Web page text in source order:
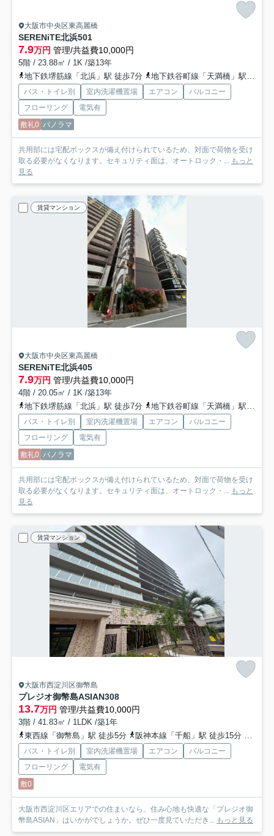
大阪市中央区東高麗橋
SERENiTE北浜501
7.9万円 管理/共益費10,000円
5階 / 23.88㎡ / 1K /築13年
地下鉄堺筋線「北浜」駅 徒歩7分
地下鉄谷町線「天満橋」駅 徒歩10分
バス・トイレ別 室内洗濯機置場 エアコン
バルコニー
フローリング
電気有
敷礼0 パノラマ
共用部には宅配ボックスが備え付けられているため、対面で荷物を受け
取る必要がなくなります。セキュリティ面は、オートロック・... もっと
見る
賃貸マンション
大阪市中央区東高麗橋
SERENiTE北浜405
7.9万円 管理/共益費10,000円
4階 / 20.05㎡ / 1K /築13年
地下鉄堺筋線「北浜」駅 徒歩7分
地下鉄谷町線「天満橋」駅 徒歩10分
バス・トイレ別 室内洗濯機置場 エアコン
バルコニー
フローリング
電気有
敷礼0 パノラマ
共用部には宅配ボックスが備え付けられているため、対面で荷物を受け
取る必要がなくなります。セキュリティ面は、オートロック・...
もっと
見る
賃貸マンション
大阪市西淀川区御幣島
プレジオ御幣島ASIAN308
13.7万円 管理/共益費10,000円
3階 / 41.83㎡ / 1LDK /築1年
東西線「御幣島」駅 徒歩5分
阪神本線「千船」駅 徒歩15分
バス・トイレ別 室内洗濯機置場 エアコン
バルコニー
フローリング
電気有
敷0
大阪市西淀川区エリアでの住まいなら、住み心地も快適な「プレジオ御
幣島ASIAN」はいかがでしょうか。ぜひ一度見ていただき...
もっと見る